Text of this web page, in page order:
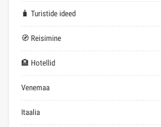
🧳 Turistide ideed
🧭 Reisimine
🏨 Hotellid
Venemaa
Itaalia